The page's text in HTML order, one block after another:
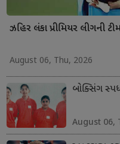
ઝહિર લંકા પ્રીમિયર લીગની
August 06, Thu, 2026
બોક્સિંગ
August 06,